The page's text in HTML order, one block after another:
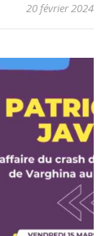
20 février 2024